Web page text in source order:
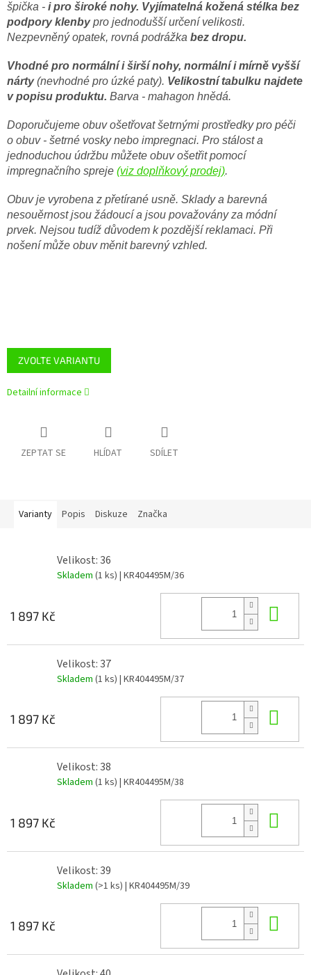
ZVOLTE VARIANTU
špička - i pro široké nohy. Vyjímatelná kožená stélka bez
podpory klenbypro jednodušší určení velikosti.
Nezpevněný opatek, rovná podrážka bez dropu.
Vhodné pro normální i širší nohy, normální i mírně vyšší
nárty(nevhodné pro úzké paty). Velikostní tabulku najdete
v popisu produktu. Barva - mahagon hnědá.
Doporučujeme obuv ošetřovat šetrnými prostředky pro péči
o obuv - šetrné vosky nebo impregnaci. Pro stálost a
jednoduchou údržbu můžete obuv ošetřit pomocí
impregnačního spreje (viz doplňkový prodej).
Obuv je vyrobena z přetírané usně. Sklady a barevná
nesouěrnost jsou žádoucí a jsou považovány za módní
prvek. Nejsou tudíž důvodem k pozdější reklamaci. Při
nošení může obuv měnit barevný vzhled.
Detailní informace
ZEPTAT SE HLÍDAT SDÍLET
Varianty Popis Diskuze Značka
Velikost: 36
Skladem (1 ks) | KR404495M/36
1 897 Kč
Velikost: 37
Skladem (1 ks) | KR404495M/37
1 897 Kč
Velikost: 38
Skladem (1 ks) | KR404495M/38
1 897 Kč
Velikost: 39
Skladem (>1 ks) | KR404495M/39
1 897 Kč